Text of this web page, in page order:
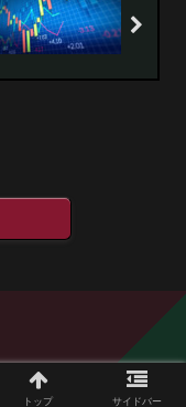
トップ サイドバー